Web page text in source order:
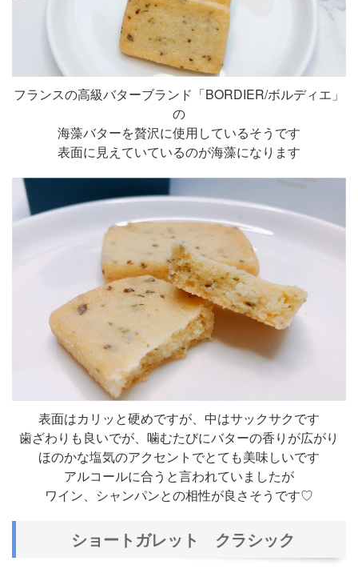
フランスの高級バターブランド「BORDIER/ボルディエ」
の
海藻バターを贅沢に使用しているそうです
表面に見えていているのが海藻になります
表面はカリッと硬めですが、中はサックサクです
歯ざわりも良いでが、噛むたびにバターの香りが広がり
ほのかな塩気のアクセントでとても美味しいです
アルコールに合うと言われていましたが
ワイン、シャンパンとの相性が良さそうです♡
ショートガレット クラシック